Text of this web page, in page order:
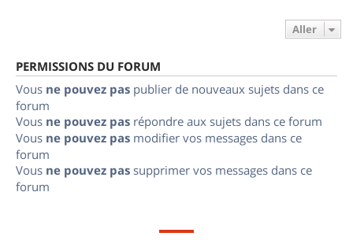
Aller
PERMISSIONS DU FORUM
Vous ne pouvez pas publier de nouveaux sujets dans ce
forum
Vous ne pouvez pas répondre aux sujets dans ce forum
Vous ne pouvez pas modifier vos messages dans ce
forum
Vous ne pouvez pas supprimer vos messages dans ce
forum